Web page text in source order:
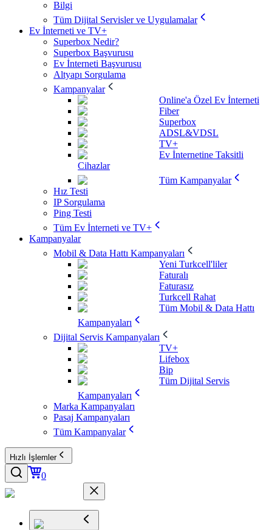
Bilgi
Tüm Dijital Servisler ve Uygulamalar
Ev İnterneti ve TV+
Superbox Nedir?
Superbox Başvurusu
Ev İnterneti Başvurusu
Altyapı Sorgulama
Kampanyalar
Online'a Özel Ev İnterneti
Fiber
Superbox
ADSL&VDSL
TV+
Ev İnternetine Taksitli
Cihazlar
Tüm Kampanyalar
Hız Testi
IP Sorgulama
Ping Testi
Tüm Ev İnterneti ve TV+
Kampanyalar
Mobil & Data Hattı Kampanyaları
Yeni Turkcell'liler
Faturalı
Faturasız
Turkcell Rahat
Tüm Mobil & Data Hattı
Kampanyaları
Dijital Servis Kampanyaları
TV+
Lifebox
Bip
Tüm Dijital Servis
Kampanyaları
Marka Kampanyaları
Pasaj Kampanyaları
Tüm Kampanyalar
Hızlı İşlemler
0